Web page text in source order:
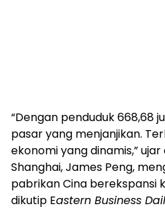
“Dengan penduduk 668,68
pasar yang menjanjikan.
ekonomi yang dinamis,”
Shanghai, James Peng,
pabrikan Cina berekspansi
dikutip Eastern Business